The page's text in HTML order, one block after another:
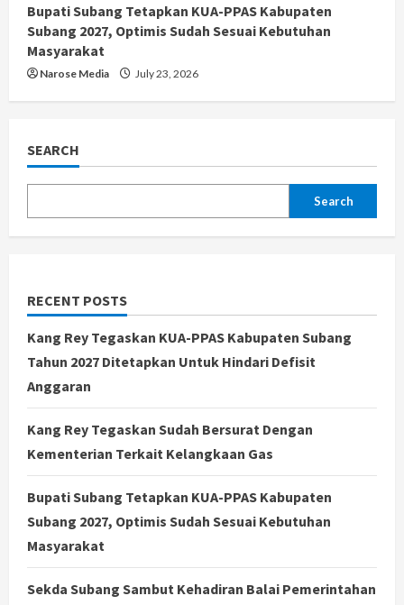
Bupati Subang Tetapkan KUA-PPAS Kabupaten
Subang 2027, Optimis Sudah Sesuai Kebutuhan
Masyarakat
Narose Media July 23, 2026
SEARCH
Search
RECENT POSTS
Kang Rey Tegaskan KUA-PPAS Kabupaten Subang
Tahun 2027 Ditetapkan Untuk Hindari Defisit
Anggaran
Kang Rey Tegaskan Sudah Bersurat Dengan
Kementerian Terkait Kelangkaan Gas
Bupati Subang Tetapkan KUA-PPAS Kabupaten
Subang 2027, Optimis Sudah Sesuai Kebutuhan
Masyarakat
Sekda Subang Sambut Kehadiran Balai Pemerintahan